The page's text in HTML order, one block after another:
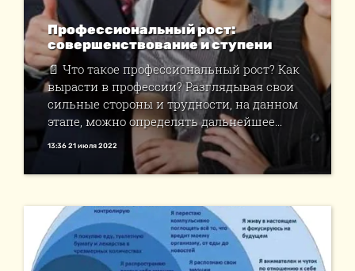
Профессиональный рост:
совершенствование и ступени
📄 Что такое профессиональный рост? Как
вырасти в профессии? Разглядывая свои
сильные стороны и трудности, на данном
этапе, можно определять дальнейшее...
13:36 21 июля 2022